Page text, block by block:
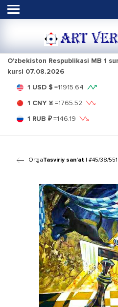
ART
O'zbekiston Respublikasi MB 1
kursi 07.08.2026
1 USD $ =11915.64
1 CNY ¥ =1765.52
1 RUB ₽=146.19
OrtgaTasviriy san'at | #45/38/